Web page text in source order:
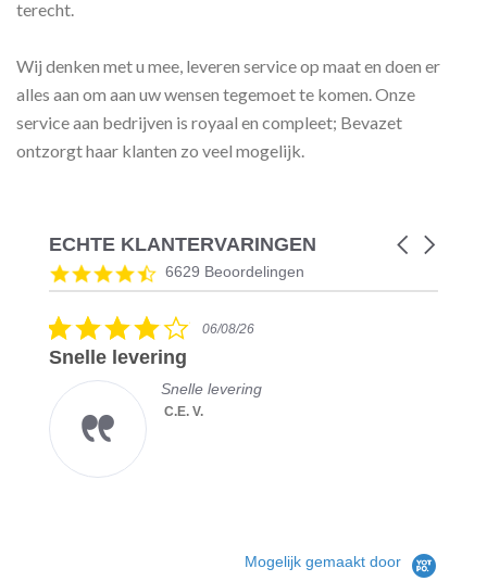
terecht.
Wij denken met u mee, leveren service op maat en doen er
alles aan om aan uw wensen tegemoet te komen. Onze
service aan bedrijven is royaal en compleet; Bevazet
ontzorgt haar klanten zo veel mogelijk.
ECHTE KLANTERVARINGEN
Reviews
carousel
Carousel
4.5
star
6629 Beoordelingen
Mogelijk gemaakt door